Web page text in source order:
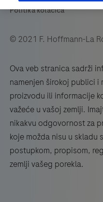
© 2021 F. Hoffmann-La
Ova veb stranica sadrži
namenjen širokoj publici i
proizvodu ili informacije
važeće u vašoj zemlji.
nikakvu odgovornost za
koje možda nisu u skladu
postupkom, propisom,
zemlji vašeg porekla.